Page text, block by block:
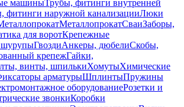
машиныТрубы, фитинги внутренней
фитинги наружной канализацииЛюки
МеталлопрокатСваиЗаборы,
для воротКрепежные
шурупыГвоздиАнкеры, дюбелиСкобы,
крепежГайки,
винты, шпилькиХомутыХимические
арматурыШплинтыПружины
оборудованиеРозетки и
звонкиКоробки